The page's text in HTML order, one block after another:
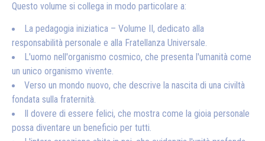
Questo volume si collega in modo particolare a:
La pedagogia iniziatica – Volume II, dedicato alla
responsabilità personale e alla Fratellanza Universale.
L'uomo nell'organismo cosmico, che presenta l'umanità come
un unico organismo vivente.
Verso un mondo nuovo, che descrive la nascita di una civiltà
fondata sulla fraternità.
Il dovere di essere felici, che mostra come la gioia personale
possa diventare un beneficio per tutti.